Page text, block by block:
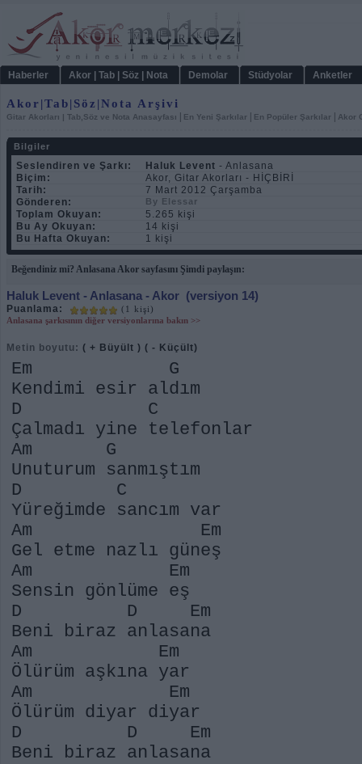
Haberler Akor | Tab | Söz | Nota Demolar Stüdyolar Anketler
Akor|Tab|Söz|Nota Arşivi
Gitar Akorları | Tab,Söz ve Nota Anasayfası En Yeni Şarkılar En Popüler Şarkılar Akor
Bilgiler
Seslendiren ve Şarkı: Haluk Levent - Anlasana
Biçim:
Akor, Gitar Akorları - HİÇBİRİ
Tarih:
7 Mart 2012 Çarşamba
Gönderen:
By Elessar
Toplam Okuyan:
5.265 kişi
Bu Ay Okuyan:
14 kişi
Bu Hafta Okuyan:
1 kişi
Beğendiniz mi? Anlasana Akor sayfasını Şimdi paylaşın:
Haluk Levent - Anlasana - Akor (versiyon 14)
Puanlama:
(1 kişi)
Anlasana şarkısının diğer versiyonlarına bakın >>
Metin boyutu: ( + Büyült ) ( - Küçült)
Em G
Kendimi esir aldım
D C
Çalmadı yine telefonlar
Am G
Unuturum sanmıştım
D C
Yüreğimde sancım var
Am Em
Gel etme nazlı güneş
Am Em
Sensin gönlüme eş
D D Em
Beni biraz anlasana
Am Em
Ölürüm aşkına yar
Am Em
Ölürüm diyar diyar
D D Em
Beni biraz anlasana